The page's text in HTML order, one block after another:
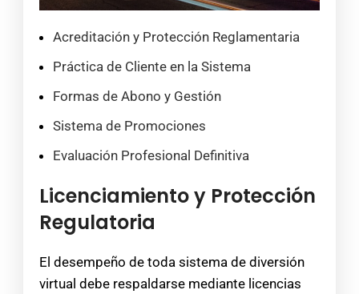
Acreditación y Protección Reglamentaria
Práctica de Cliente en la Sistema
Formas de Abono y Gestión
Sistema de Promociones
Evaluación Profesional Definitiva
Licenciamiento y Protección
Regulatoria
El desempeño de toda sistema de diversión
virtual debe respaldarse mediante licencias